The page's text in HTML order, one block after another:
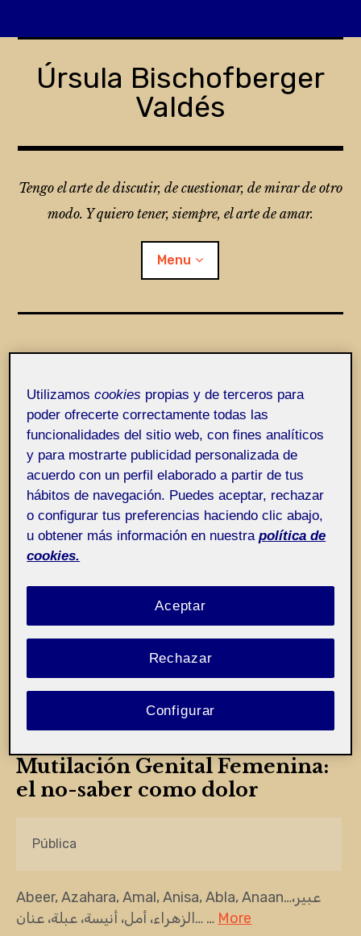
contentÚrsula Bischofberger
Valdés
Tengo el arte de discutir, de cuestionar, de mirar de otro
modo. Y quiero tener, siempre, el arte de amar.
Menu
edad
Mutilación Genital Femenina:
el no-saber como dolor
Pública
Abeer, Azahara, Amal, Anisa, Abla, Anaan…عبير،
الزهراء، أمل، أنيسة، عبلة، عنان… … More
Utilizamoscookies propias y de terceros para
poder ofrecerte correctamente todas las
funcionalidades del sitio web, con fines analíticos
y para mostrarte publicidad personalizada de
acuerdo con un perfil elaborado a partir de tus
hábitos de navegación. Puedes aceptar, rechazar
o configurar tus preferencias haciendo clic abajo,
u obtener más información en nuestra política de
cookies.
Rechazar
Aceptar
Configurar